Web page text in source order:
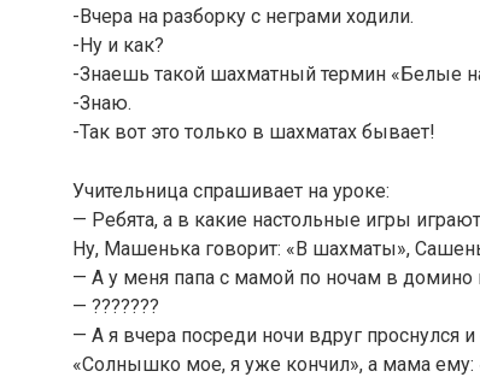
-Вчера на разборку с неграми ходили.
-Ну и как?
-Знаешь такой шахматный термин «Белые
-Знаю.
-Так вот это только в шахматах бывает!
Учительница спрашивает на уроке:
— Ребята, а в какие настольные игры
Ну, Машенька говорит: «В шахматы»,
— А у меня папа с мамой по ночам в домино
— ???????
— А я вчера посреди ночи вдруг проснулся
«Солнышко мое, я уже кончил», а мама ему: